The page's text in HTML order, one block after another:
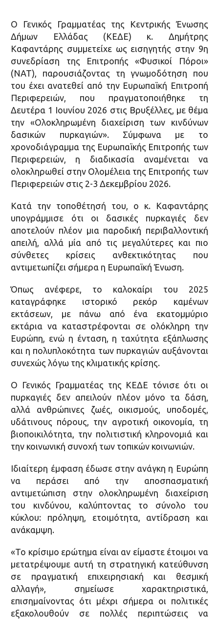
Ο Γενικός Γραμματέας της Κεντρικής Ένωσης
Δήμων Ελλάδας (ΚΕΔΕ) κ. Δημήτρης
Καφαντάρης συμμετείχε ως εισηγητής στην 9η
συνεδρίαση της Επιτροπής «Φυσικοί Πόροι»
(NAT), παρουσιάζοντας τη γνωμοδότηση που
του έχει ανατεθεί από την Ευρωπαϊκή Επιτροπή
Περιφερειών, που πραγματοποιήθηκε τη
Δευτέρα 1 Ιουνίου 2026 στις Βρυξέλλες, με θέμα
την «Ολοκληρωμένη διαχείριση των κινδύνων
δασικών πυρκαγιών». Σύμφωνα με το
χρονοδιάγραμμα της Ευρωπαϊκής Επιτροπής των
Περιφερειών, η διαδικασία αναμένεται να
ολοκληρωθεί στην Ολομέλεια της Επιτροπής των
Περιφερειών στις 2-3 Δεκεμβρίου 2026.
Κατά την τοποθέτησή του, ο κ. Καφαντάρης
υπογράμμισε ότι οι δασικές πυρκαγιές δεν
αποτελούν πλέον μια παροδική περιβαλλοντική
απειλή, αλλά μία από τις μεγαλύτερες και πιο
σύνθετες κρίσεις ανθεκτικότητας που
αντιμετωπίζει σήμερα η Ευρωπαϊκή Ένωση.
Όπως ανέφερε, το καλοκαίρι του 2025
καταγράφηκε ιστορικό ρεκόρ καμένων
εκτάσεων, με πάνω από ένα εκατομμύριο
εκτάρια να καταστρέφονται σε ολόκληρη την
Ευρώπη, ενώ η ένταση, η ταχύτητα εξάπλωσης
και η πολυπλοκότητα των πυρκαγιών αυξάνονται
συνεχώς λόγω της κλιματικής κρίσης.
Ο Γενικός Γραμματέας της ΚΕΔΕ τόνισε ότι οι
πυρκαγιές δεν απειλούν πλέον μόνο τα δάση,
αλλά ανθρώπινες ζωές, οικισμούς, υποδομές,
υδάτινους πόρους, την αγροτική οικονομία, τη
βιοποικιλότητα, την πολιτιστική κληρονομιά και
την κοινωνική συνοχή των τοπικών κοινωνιών.
Ιδιαίτερη έμφαση έδωσε στην ανάγκη η Ευρώπη
να περάσει από την αποσπασματική
αντιμετώπιση στην ολοκληρωμένη διαχείριση
του κινδύνου, καλύπτοντας το σύνολο του
κύκλου: πρόληψη, ετοιμότητα, αντίδραση και
ανάκαμψη.
«Το κρίσιμο ερώτημα είναι αν είμαστε έτοιμοι να
μετατρέψουμε αυτή τη στρατηγική κατεύθυνση
σε πραγματική επιχειρησιακή και θεσμική
αλλαγή», σημείωσε χαρακτηριστικά,
επισημαίνοντας ότι μέχρι σήμερα οι πολιτικές
εξακολουθούν σε πολλές περιπτώσεις να